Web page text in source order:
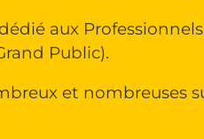
aux
Public).
et nombreuses